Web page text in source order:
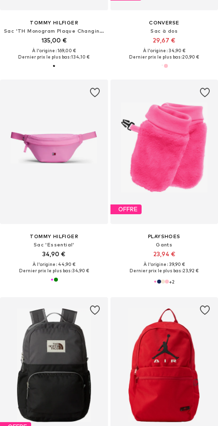
TOMMY HILFIGER
Sac 'TH Monogram Plaque Changing'
135,00 €
À l'origine : 169,00 €
Dernier prix le plus bas :134,10 €
CONVERSE
Sac à dos
29,67 €
À l'origine : 34,90 €
Dernier prix le plus bas :20,90 €
TOMMY HILFIGER
Sac 'Essential'
34,90 €
À l'origine : 44,90 €
Dernier prix le plus bas :34,90 €
OFFRE
PLAYSHOES
Gants
23,94 €
À l'origine : 39,90 €
Dernier prix le plus bas :23,92 €
+2